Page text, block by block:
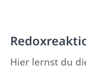
Hier lernst du